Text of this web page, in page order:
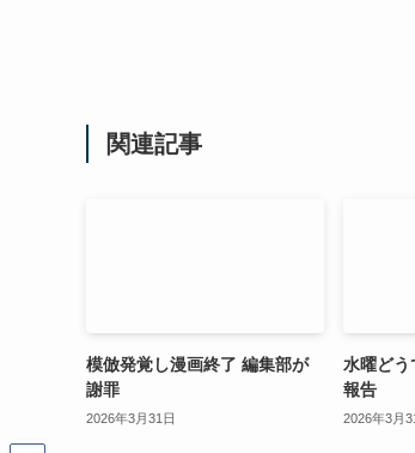
関連記事
模倣発覚し漫画終了 編集部が
謝罪
2026年3月31日
水曜どう
報告
2026年3月